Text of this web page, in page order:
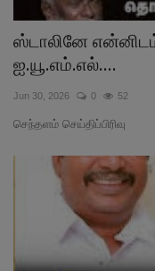
ஸ்டாலினே
ஐ.யூ.எம்.எல்....
Jun 30, 2026 0 52
செந்தளம் செய்திப்பிரிவு